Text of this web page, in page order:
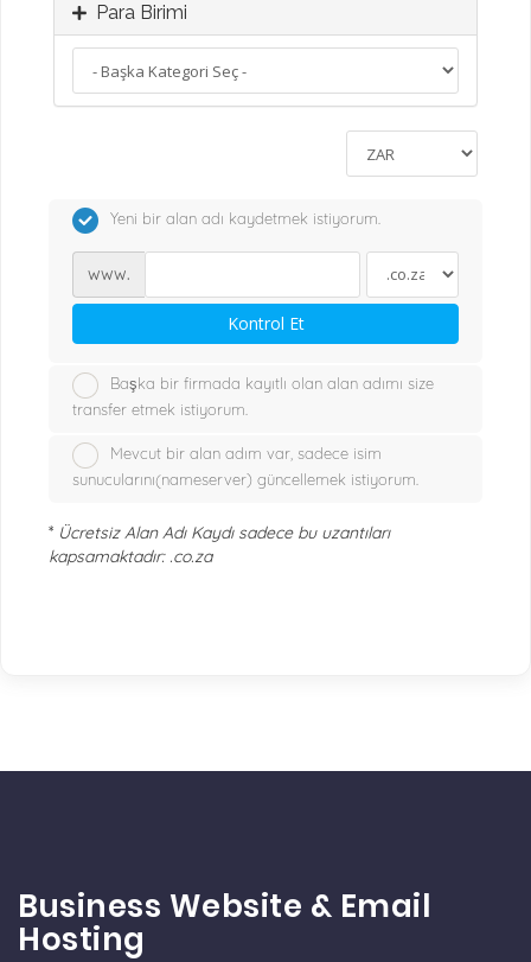
Para Birimi
Yeni bir alan adı kaydetmek istiyorum.
www.
Kontrol Et
Başka bir firmada kayıtlı olan alan adımı size
transfer etmek istiyorum.
Mevcut bir alan adım var, sadece isim
sunucularını(nameserver) güncellemek istiyorum.
* Ücretsiz Alan Adı Kaydı sadece bu uzantıları
kapsamaktadır: .co.za
Business Website & Email
Hosting